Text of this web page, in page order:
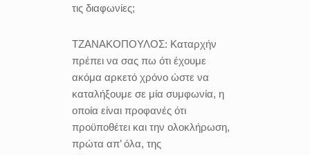
τις διαφωνίες;
ΤΖΑΝΑΚΟΠΟΥΛΟΣ: Καταρχήν
πρέπει να σας πω ότι έχουμε
ακόμα αρκετό χρόνο ώστε να
καταλήξουμε σε μία συμφωνία, η
οποία είναι προφανές ότι
προϋποθέτει και την ολοκλήρωση,
πρώτα απ’ όλα, της